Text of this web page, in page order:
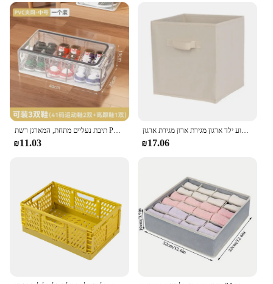
₪11.03
קוביית בד ללא ארוג אחסון אריג תיבת אחסון בית ציוד, אחסון צעצוע ילד ארגון מגירת ארון מגירת ארגון
₪17.06